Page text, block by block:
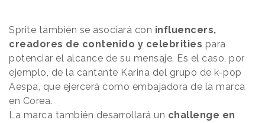
Sprite también se asociará con influencers,
creadores de contenido y celebrities para
potenciar el alcance de su mensaje. Es el caso, por
ejemplo, de la cantante Karina del grupo de k-pop
Aespa, que ejercerá como embajadora de la marca
en Corea.
La marca también desarrollará un challenge en